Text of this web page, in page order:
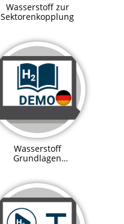
Wasserstoff zur
Sektorenkopplung
Wasserstoff
Grundlagen